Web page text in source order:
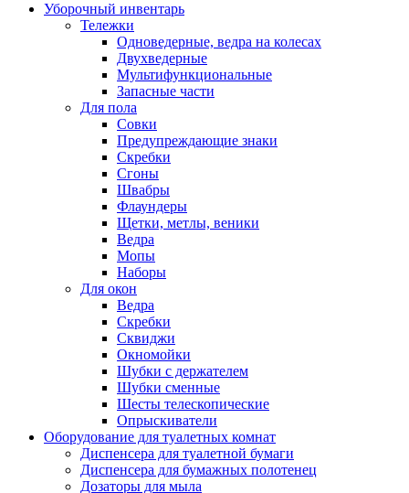
Уборочный инвентарь
Тележки
Одноведерные, ведра на колесах
Двухведерные
Мультифункциональные
Запасные части
Для пола
Совки
Предупреждающие знаки
Скребки
Сгоны
Швабры
Флаундеры
Щетки, метлы, веники
Ведра
Мопы
Наборы
Для окон
Ведра
Скребки
Сквиджи
Окномойки
Шубки с держателем
Шубки сменные
Шесты телескопические
Опрыскиватели
Оборудование для туалетных комнат
Диспенсера для туалетной бумаги
Диспенсера для бумажных полотенец
Дозаторы для мыла